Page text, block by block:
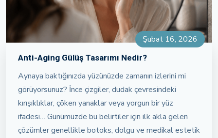
Şubat 16, 2026
Anti-Aging Gülüş Tasarımı Nedir?
Aynaya baktığınızda yüzünüzde zamanın izlerini mi
görüyorsunuz? İnce çizgiler, dudak çevresindeki
kırışıklıklar, çöken yanaklar veya yorgun bir yüz
ifadesi… Günümüzde bu belirtiler için ilk akla gelen
çözümler genellikle botoks, dolgu ve medikal estetik